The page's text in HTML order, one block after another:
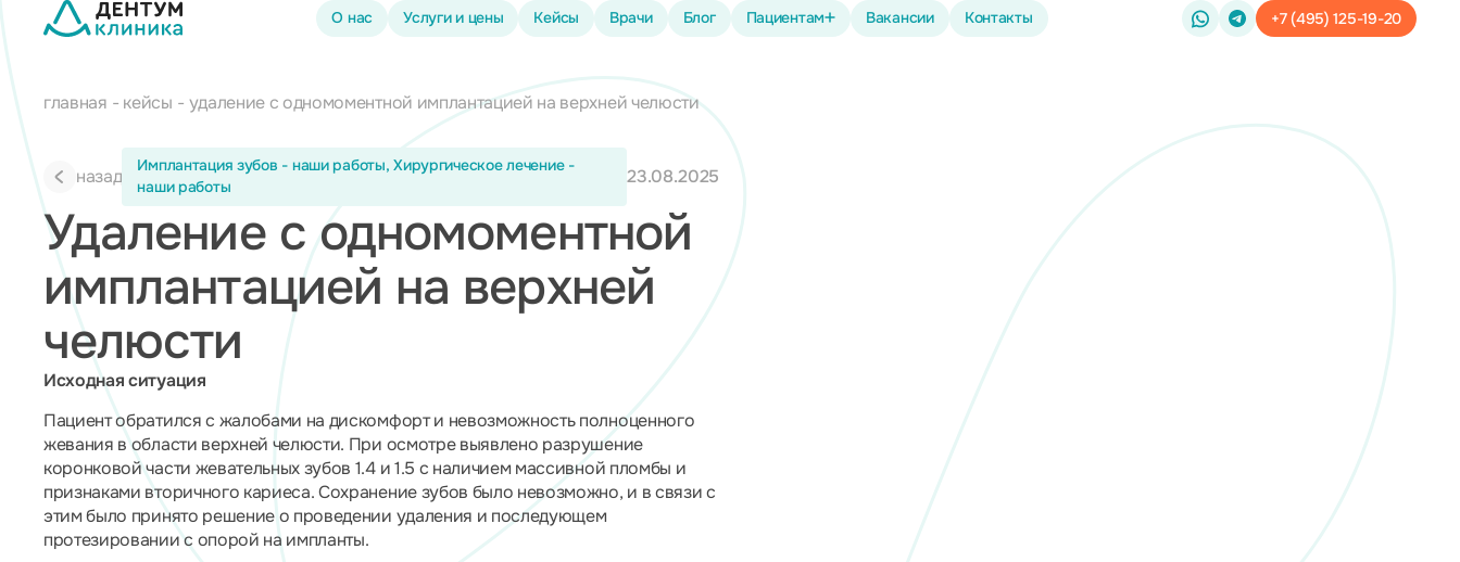
О нас Услуги и цены Кейсы Врачи Блог Пациентам Вакансии Контакты +7 (495) 125-19-20
главная кейсы удаление с одномоментной имплантацией на верхней челюсти
назад
Имплантация зубов - наши работы, Хирургическое лечение -
наши работы
23.08.2025
Удаление с одномоментной
имплантацией на верхней
челюсти
Исходная ситуация
Пациент обратился с жалобами на дискомфорт и невозможность полноценного
жевания в области верхней челюсти. При осмотре выявлено разрушение
коронковой части жевательных зубов 1.4 и 1.5 с наличием массивной пломбы и
признаками вторичного кариеса. Сохранение зубов было невозможно, и в связи с
этим было принято решение о проведении удаления и последующем
протезировании с опорой на импланты.